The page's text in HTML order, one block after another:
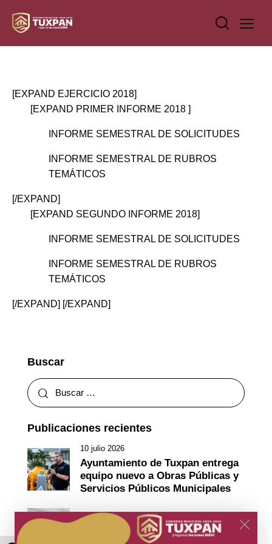
[EXPAND EJERCICIO 2018]
[EXPAND PRIMER INFORME 2018 ]
INFORME SEMESTRAL DE SOLICITUDES
INFORME SEMESTRAL DE RUBROS
TEMÁTICOS
[/EXPAND]
[EXPAND SEGUNDO INFORME 2018]
INFORME SEMESTRAL DE SOLICITUDES
INFORME SEMESTRAL DE RUBROS
TEMÁTICOS
[/EXPAND] [/EXPAND]
Buscar
Publicaciones recientes
10 julio 2026
Ayuntamiento de Tuxpan entrega
equipo nuevo a Obras Públicas y
Servicios Públicos Municipales
7 julio 2026
Capacitación fortalece al sector